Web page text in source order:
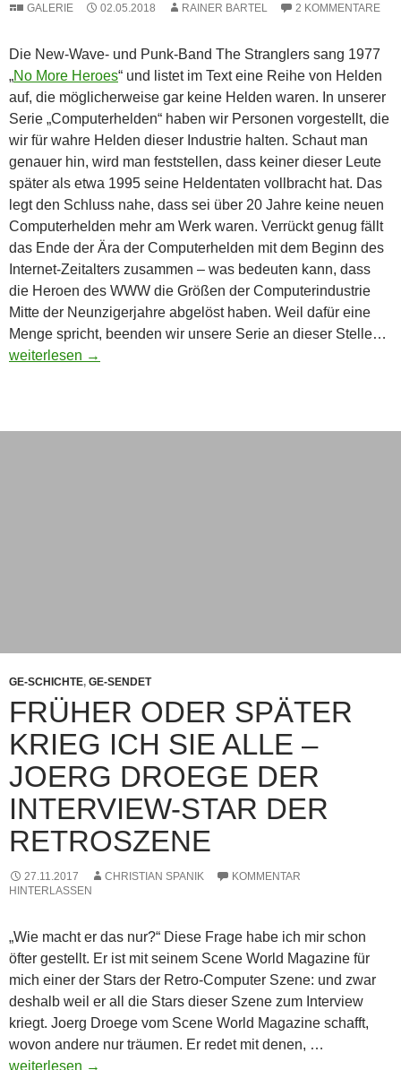
GALERIE 02.05.2018 RAINER BARTEL 2 KOMMENTARE
Die New-Wave- und Punk-Band The Stranglers sang 1977
„No More Heroes“ und listet im Text eine Reihe von Helden
auf, die möglicherweise gar keine Helden waren. In unserer
Serie „Computerhelden“ haben wir Personen vorgestellt, die
wir für wahre Helden dieser Industrie halten. Schaut man
genauer hin, wird man feststellen, dass keiner dieser Leute
später als etwa 1995 seine Heldentaten vollbracht hat. Das
legt den Schluss nahe, dass sei über 20 Jahre keine neuen
Computerhelden mehr am Werk waren. Verrückt genug fällt
das Ende der Ära der Computerhelden mit dem Beginn des
Internet-Zeitalters zusammen – was bedeuten kann, dass
die Heroen des WWW die Größen der Computerindustrie
Mitte der Neunzigerjahre abgelöst haben. Weil dafür eine
Menge spricht, beenden wir unsere Serie an dieser Stelle…
Warum es keine Computerhelden mehr gibt…
weiterlesen →
GE-SCHICHTE, GE-SENDET
FRÜHER ODER SPÄTER
KRIEG ICH SIE ALLE –
JOERG DROEGE DER
INTERVIEW-STAR DER
RETROSZENE
27.11.2017 CHRISTIAN SPANIK
KOMMENTAR
HINTERLASSEN
„Wie macht er das nur?“ Diese Frage habe ich mir schon
öfter gestellt. Er ist mit seinem Scene World Magazine für
mich einer der Stars der Retro-Computer Szene: und zwar
deshalb weil er all die Stars dieser Szene zum Interview
kriegt. Joerg Droege vom Scene World Magazine schafft,
wovon andere nur träumen. Er redet mit denen, …
weiterlesen →